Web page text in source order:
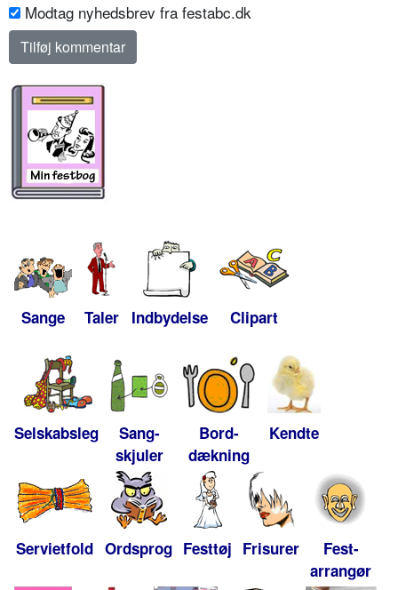
Modtag nyhedsbrev fra festabc.dk
Sange Taler Indbydelse Clipart
Selskabsleg
Sang-
skjuler
Bord-
dækning
Kendte
Servietfold Ordsprog Festtøj Frisurer
Fest-
arrangør